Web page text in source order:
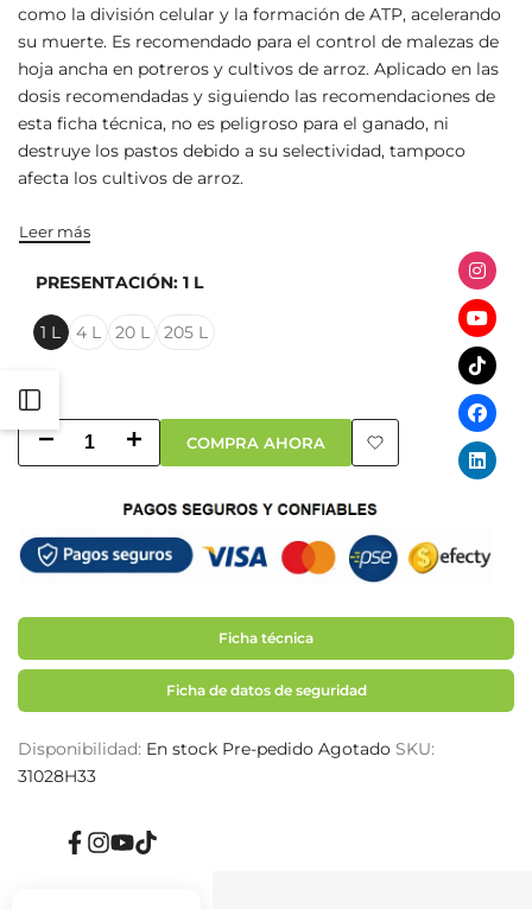
como la división celular y la formación de ATP, acelerando
su muerte. Es recomendado para el control de malezas de
hoja ancha en potreros y cultivos de arroz. Aplicado en las
dosis recomendadas y siguiendo las recomendaciones de
esta ficha técnica, no es peligroso para el ganado, ni
destruye los pastos debido a su selectividad, tampoco
afecta los cultivos de arroz.
Leer más
PRESENTACIÓN: 1 L
1 L 4 L 20 L 205 L
Disminuir cantidad para Campero® 304 SL
Aumentar cantidad para Campero® 304 SL
COMPRA AHORA
Añadir a la lista de
Ficha técnica
Ficha de datos de seguridad
Disponibilidad: En stock Pre-pedido Agotado SKU:
31028H33
Facebook
Instagram
YouTube
TikTok